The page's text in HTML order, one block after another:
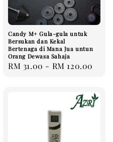
Candy M+ Gula-gula untuk
Bersukan dan Kekal
Bertenaga di Mana Jua untun
Orang Dewasa Sahaja
Regular
RM 31.00 - RM 120.00